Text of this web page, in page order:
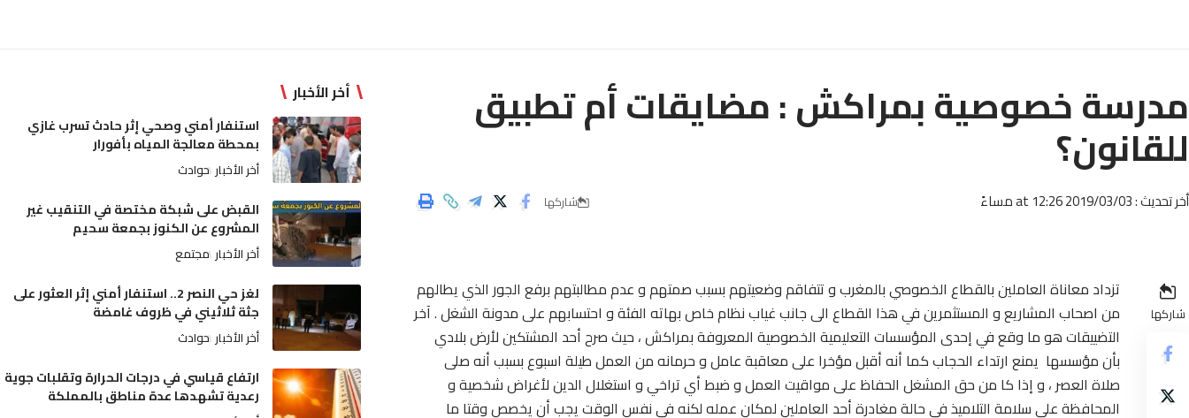
مدرسة خصوصية بمراكش : مضايقات أم تطبيق
للقانون؟
أخر تحديث : 2019/03/03 at 12:26 مساءً شاركها
شاركها
تزداد معاناة العاملين بالقطاع الخصوصي بالمغرب و تتفاقم وضعيتهم بسبب صمتهم و عدم مطالبتهم برفع الجور الذي يطالهم
من اصحاب المشاريع و المستثمرين في هذا القطاع الى جانب غياب نظام خاص بهاته الفئة و احتسابهم على مدونة الشغل . آخر
التضييقات هو ما وقع في إحدى المؤسسات التعليمية الخصوصية المعروفة بمراكش ، حيث صرح أحد المشتكين لأرض بلادي
بأن مؤسسها يمنع ارتداء الحجاب كما أنه أقبل مؤخرا على معاقبة عامل و حرمانه من العمل طيلة اسبوع بسبب أنه صلى
صلاة العصر ، و إذا كا من حق المشغل الحفاظ على مواقيت العمل و ضبط أي تراخي و استغلال الدين لأغراض شخصية و
المحافظة على سلامة التلاميذ في حالة مغادرة أحد العاملين لمكان عمله لكنه في نفس الوقت يجب أن يخصص وقتا ما
أخر الأخبار
استنفار أمني وصحي إثر حادث تسرب غازي
بمحطة معالجة المياه بأفورار
أخر الأخبار حوادث
القبض على شبكة مختصة في التنقيب غير
المشروع عن الكنوز بجمعة سحيم
أخر الأخبار مجتمع
لغز حي النصر 2.. استنفار أمني إثر العثور على
جثة ثلاثيني في ظروف غامضة
أخر الأخبار حوادث
ارتفاع قياسي في درجات الحرارة وتقلبات جوية
رعدية تشهدها عدة مناطق بالمملكة